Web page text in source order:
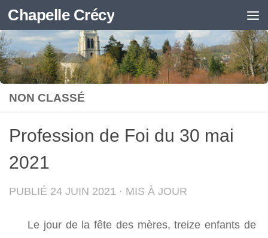
Skip to content
Chapelle Crécy
NON CLASSÉ
Profession de Foi du 30 mai
2021
PUBLIÉ 24 JUIN 2021 · MIS À JOUR
Le jour de la fête des mères, treize enfants de